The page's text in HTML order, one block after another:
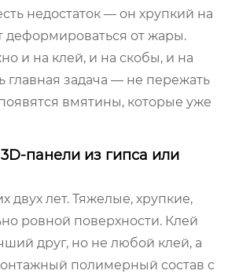
недостаток — он хрупкий на
деформироваться от жары.
и на клей, и на скобы, и на
главная задача — не пережать
вмятины, которые уже
панели из гипса или
двух лет. Тяжелые, хрупкие,
ровной поверхности. Клей
друг, но не любой клей, а
полимерный состав с